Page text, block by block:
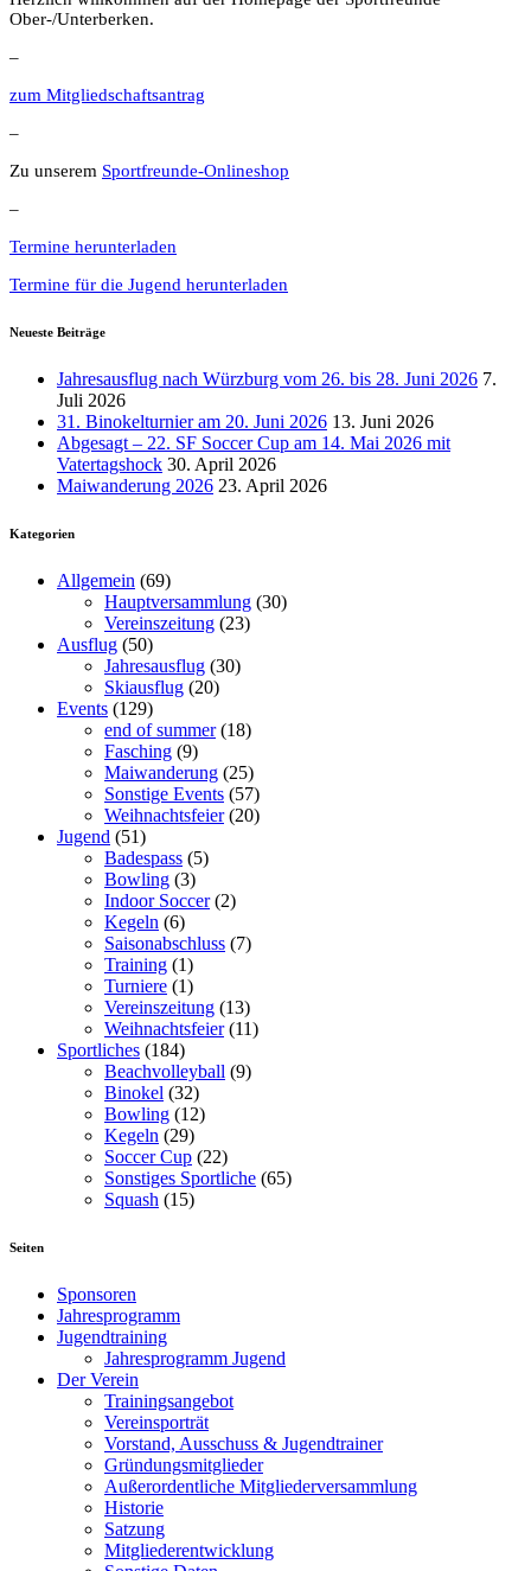
Ober-/Unterberken.
–
zum Mitgliedschaftsantrag
–
Zu unserem Sportfreunde-Onlineshop
–
Termine herunterladen
Termine für die Jugend herunterladen
Neueste Beiträge
Jahresausflug nach Würzburg vom 26. bis 28. Juni 2026 7.
Juli 2026
31. Binokelturnier am 20. Juni 2026 13. Juni 2026
Abgesagt – 22. SF Soccer Cup am 14. Mai 2026 mit
Vatertagshock 30. April 2026
Maiwanderung 2026 23. April 2026
Kategorien
Allgemein (69)
Hauptversammlung (30)
Vereinszeitung (23)
Ausflug (50)
Jahresausflug (30)
Skiausflug (20)
Events (129)
end of summer(18)
Fasching (9)
Maiwanderung (25)
Sonstige Events (57)
Weihnachtsfeier(20)
Jugend (51)
Badespass (5)
Bowling (3)
Indoor Soccer(2)
Kegeln (6)
Saisonabschluss (7)
Training (1)
Turniere (1)
Vereinszeitung (13)
Weihnachtsfeier(11)
Sportliches (184)
Beachvolleyball (9)
Binokel (32)
Bowling (12)
Kegeln (29)
Soccer Cup (22)
Sonstiges Sportliche (65)
Squash (15)
Seiten
Sponsoren
Jahresprogramm
Jugendtraining
Jahresprogramm Jugend
Der Verein
Trainingsangebot
Vereinsporträt
Vorstand, Ausschuss & Jugendtrainer
Gründungsmitglieder
Außerordentliche Mitgliederversammlung
Historie
Satzung
Mitgliederentwicklung